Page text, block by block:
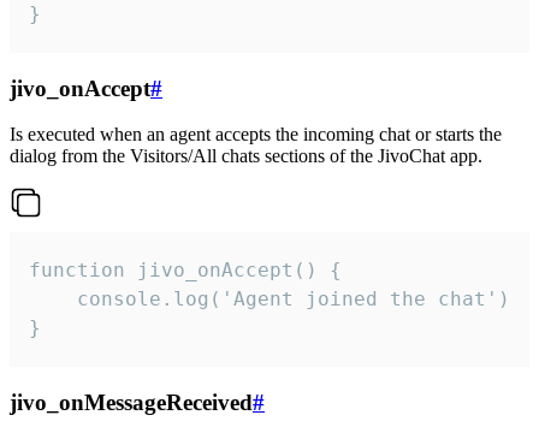
}
jivo_onAccept#
Is executed when an agent accepts the incoming chat or starts the
dialog from the Visitors/All chats sections of the JivoChat app.
function jivo_onAccept() {
}
jivo_onMessageReceived#